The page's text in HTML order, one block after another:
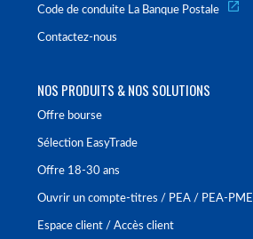
Code de conduite La Banque Postale
Contactez-nous
NOS PRODUITS & NOS SOLUTIONS
Offre bourse
Sélection EasyTrade
Offre 18-30 ans
Ouvrir un compte-titres / PEA / PEA-PME
Espace client / Accès client